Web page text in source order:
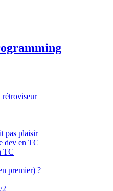
rétroviseur
pas plaisir
dev en TC
TC
premier) ?
2